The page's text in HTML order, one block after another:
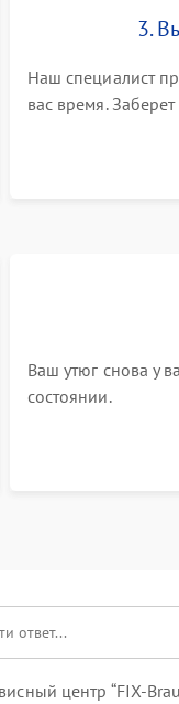
3.
Наш специалист
вас время.
Ваш утюг снова у
состоянии.
центр “FIX-